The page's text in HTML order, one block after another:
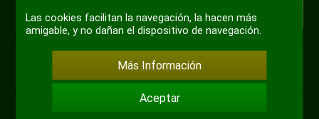
#cuantica #juegodelcalamar
Las cookies facilitan la navegación, la hacen más
amigable, y no dañan el dispositivo de navegación.
Más Información
Aceptar